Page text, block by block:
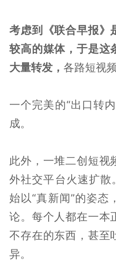
考虑到《联合早报》
较高的媒体，于是这
大量转发， 各路短视
一个完美的“出口转
成。
此外，一堆二创短视
外社交平台火速扩散
始以“真新闻”的姿态
论。每个人都在一本
不存在的东西，甚至
异。